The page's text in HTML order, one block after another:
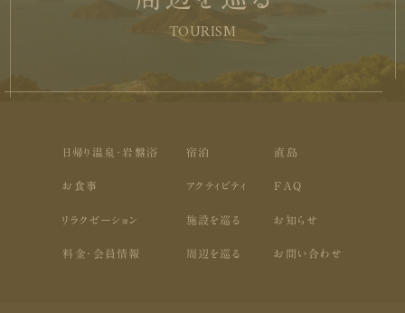
TOURISM
日帰り温泉・岩盤浴
お食事
リラクゼーション
料金・会員情報
宿泊
アクティビティ
施設を巡る
周辺を巡る
直島
FAQ
お知らせ
お問い合わせ